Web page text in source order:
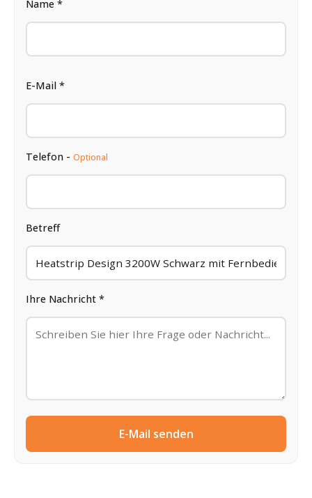
Name *
E-Mail *
Telefon - Optional
Betreff
Ihre Nachricht *
E-Mail senden